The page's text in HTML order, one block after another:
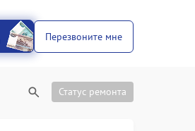
Перезвоните мне
Статус ремонта